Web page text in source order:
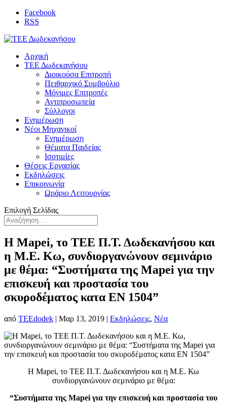
Facebook
RSS
Αρχική
ΤΕΕ Δωδεκανήσου
Διοικούσα Επιτροπή
Πειθαρχικό Συμβούλιο
Μόνιμες Επιτροπές
Αντιπροσωπεία
Σύλλογοι
Ενημέρωση
Νέοι Μηχανικοί
Ενημέρωση
Θέματα Παιδείας
Ισοτιμίες
Θέσεις Εργασίας
Εκδηλώσεις
Επικοινωνία
Ωράριο Λειτουργίας
Επιλογή Σελίδας
H Μapei, το ΤΕΕ Π.Τ. Δωδεκανήσου και
η Μ.Ε. Κω, συνδιοργανώνουν σεμινάριο
με θέμα: “Συστήματα της Mapei για την
επισκευή και προστασία του
σκυροδέματος κατα ΕN 1504”
από TEEdodek | Μαρ 13, 2019 | Εκδηλώσεις, Νέα
H Μapei, το ΤΕΕ Π.Τ. Δωδεκανήσου και η Μ.Ε. Κω
συνδιοργανώνουν σεμινάριο με θέμα:
“Συστήματα της Mapei για την επισκευή και προστασία του